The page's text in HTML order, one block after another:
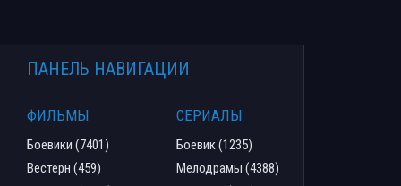
ПАНЕЛЬ НАВИГАЦИИ
ФИЛЬМЫ
Боевики (7401)
Вестерн (459)
СЕРИАЛЫ
Боевик (1235)
Мелодрамы (4388)